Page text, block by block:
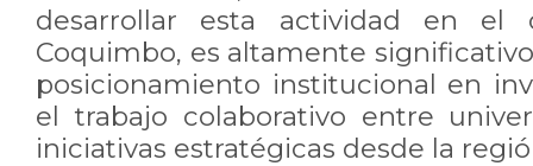
desarrollar esta actividad en el
Coquimbo, es altamente
posicionamiento institucional en
el trabajo colaborativo entre
iniciativas estratégicas desde la